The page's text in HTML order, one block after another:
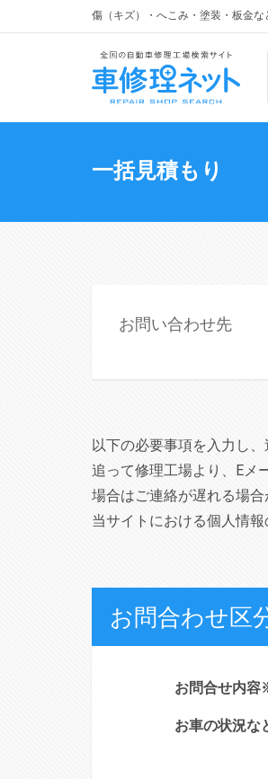
傷（キズ）・へこみ・塗装・板金
一括見積もり
お問い合わせ先
以下の必要事項を入力し
追って修理工場より、Eメ
場合はご連絡が遅れる場合
当サイトにおける個人情
お問合わせ区
お問合せ内容
お車の状況な